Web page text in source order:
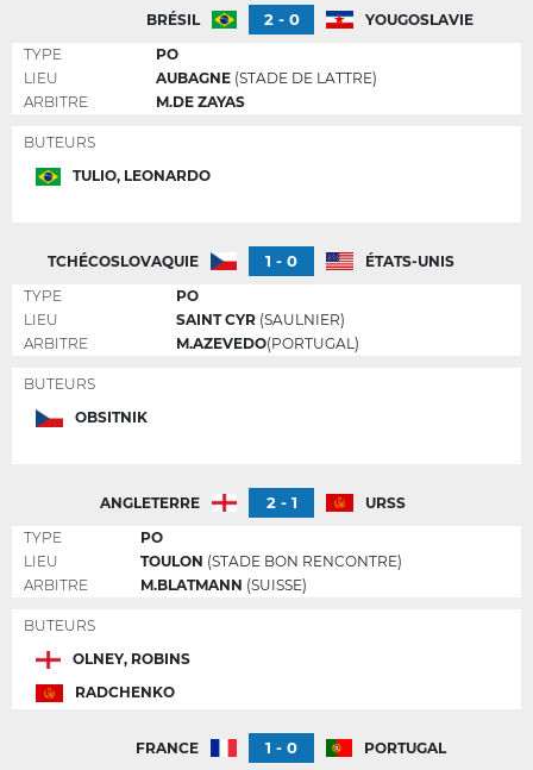
BRÉSIL 2 - 0
YOUGOSLAVIE
TYPE
PO
LIEU
AUBAGNE (STADE DE LATTRE)
ARBITRE
M.DE ZAYAS
BUTEURS
TULIO, LEONARDO
TCHÉCOSLOVAQUIE 1 - 0
ÉTATS-UNIS
TYPE
PO
LIEU
SAINT CYR (SAULNIER)
ARBITRE
M.AZEVEDO(PORTUGAL)
BUTEURS
OBSITNIK
ANGLETERRE 2 - 1
URSS
TYPE
PO
LIEU
TOULON (STADE BON RENCONTRE)
ARBITRE
M.BLATMANN (SUISSE)
BUTEURS
OLNEY, ROBINS
RADCHENKO
FRANCE 1 - 0 PORTUGAL